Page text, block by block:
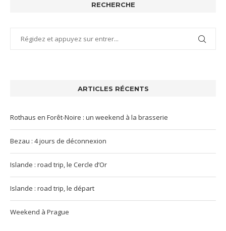
RECHERCHE
ARTICLES RÉCENTS
Rothaus en Forêt-Noire : un weekend à la brasserie
Bezau : 4 jours de déconnexion
Islande : road trip, le Cercle d’Or
Islande : road trip, le départ
Weekend à Prague